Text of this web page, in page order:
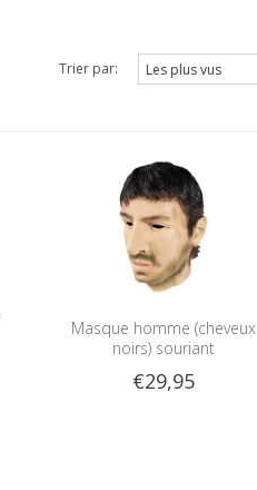
Trier par:
Masque homme (cheveux
noirs) souriant
€29,95